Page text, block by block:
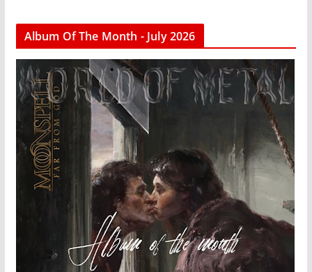
Album Of The Month - July 2026